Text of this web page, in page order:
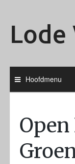
Lode
Hoofdmenu
Open